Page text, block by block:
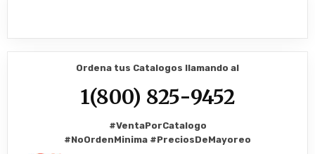
Ordena tus Catalogos llamando al
1(800) 825-9452
#VentaPorCatalogo
#NoOrdenMinima #PreciosDeMayoreo